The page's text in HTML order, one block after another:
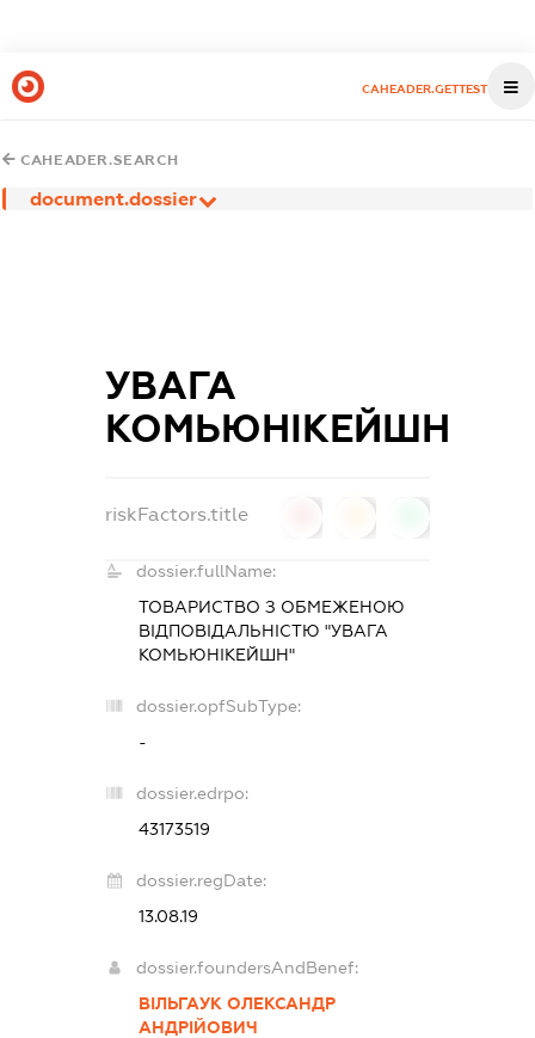
CAHEADER.GETTEST
CAHEADER.SEARCH
document.dossier
УВАГА
КОМЬЮНІКЕЙШН
riskFactors.title
dossier.fullName:
ТОВАРИСТВО З ОБМЕЖЕНОЮ
ВІДПОВІДАЛЬНІСТЮ "УВАГА
КОМЬЮНІКЕЙШН"
dossier.opfSubType:
-
dossier.edrpo:
43173519
dossier.regDate:
13.08.19
dossier.foundersAndBenef:
ВІЛЬГАУК ОЛЕКСАНДР
АНДРІЙОВИЧ